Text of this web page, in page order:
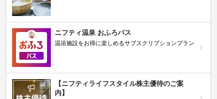
ニフティ温泉 おふろパス
温浴施設をお得に楽しめるサブスクリプションプラン
【ニフティライフスタイル株主優待のご案
内】